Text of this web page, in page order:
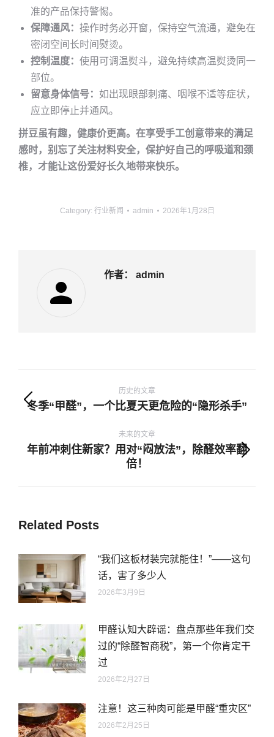
准的产品保持警惕。
保障通风： 操作时务必开窗，保持空气流通，避免在
密闭空间长时间熨烫。
控制温度： 使用可调温熨斗，避免持续高温熨烫同一
部位。
留意身体信号： 如出现眼部刺痛、咽喉不适等症状，
应立即停止并通风。
拼豆虽有趣，健康价更高。在享受手工创意带来的满足
感时，别忘了关注材料安全，保护好自己的呼吸道和颈
椎，才能让这份爱好长久地带来快乐。
Category: 行业新闻 admin 2026年1月28日
作者： admin
章
导
历史的文章
历
的
文
冬季“甲醛”，一个比夏天更危险的“隐形杀手”
未来的文章
未
年前冲刺住新家？用对“闷放法”，除醛效率翻
倍！
Related Posts
“我们这板材装完就能住！”——这句
话，害了多少人
2026年3月9日
甲醛认知大辟谣：盘点那些年我们交
过的“除醛智商税”，第一个你肯定干
过
2026年2月27日
注意！这三种肉可能是甲醛“重灾区”
2026年2月25日